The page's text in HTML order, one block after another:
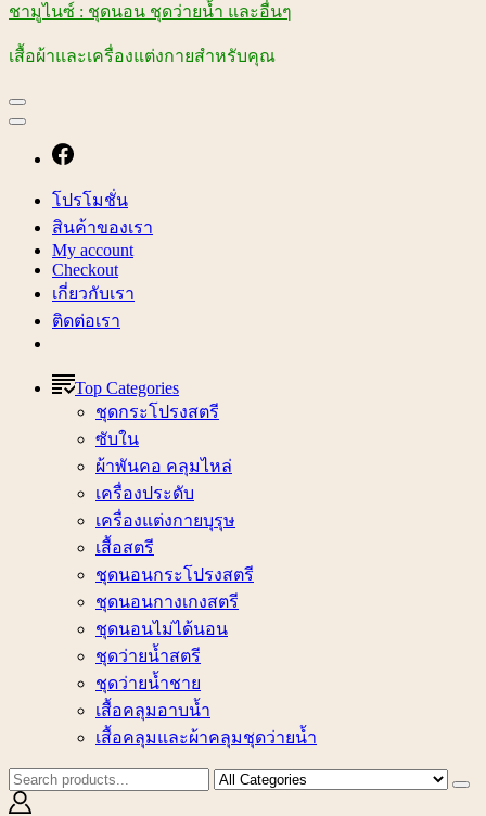
ชามูไนซ์ : ชุดนอน ชุดว่ายน้ำ และอื่นๆ
เสื้อผ้าและเครื่องแต่งกายสำหรับคุณ
โปรโมชั่น
สินค้าของเรา
My account
Checkout
เกี่ยวกับเรา
ติดต่อเรา
Top Categories
ชุดกระโปรงสตรี
ซับใน
ผ้าพันคอ คลุมไหล่
เครื่องประดับ
เครื่องแต่งกายบุรุษ
เสื้อสตรี
ชุดนอนกระโปรงสตรี
ชุดนอนกางเกงสตรี
ชุดนอนไม่ได้นอน
ชุดว่ายน้ำสตรี
ชุดว่ายน้ำชาย
เสื้อคลุมอาบน้ำ
เสื้อคลุมและผ้าคลุมชุดว่ายน้ำ